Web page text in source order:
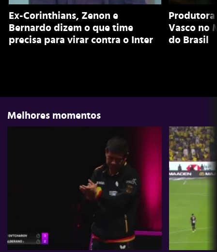
Ex-Corinthians, Zenon e
Bernardo dizem o que time
precisa para virar contra o Inter
Produtora
Vasco no
do Brasil
Melhores momentos